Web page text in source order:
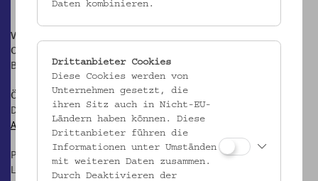
Volkskundemuseum Wien
Otto Wagner Areal, Pavillon 1
Baumgartner Höhe 1, 1140 Wien
Öffnungszeiten:
Di-Fr: 10-17 Uhr
Anfahrt
Postanschrift:
Laudongasse 15-19, 1080 Wien
Daten kombinieren.
Drittanbieter Cookies
Diese Cookies werden von
Unternehmen gesetzt, die
ihren Sitz auch in Nicht-EU-
Ländern haben können. Diese
Drittanbieter führen die
Informationen unter Umständen
mit weiteren Daten zusammen.
Durch Deaktivieren der